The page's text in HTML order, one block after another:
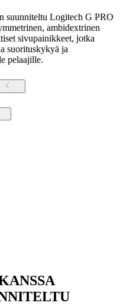
suunniteltu Logitech G PRO
ambidextrinen
sivupainikkeet, jotka
suorituskykyä ja
pelaajille.